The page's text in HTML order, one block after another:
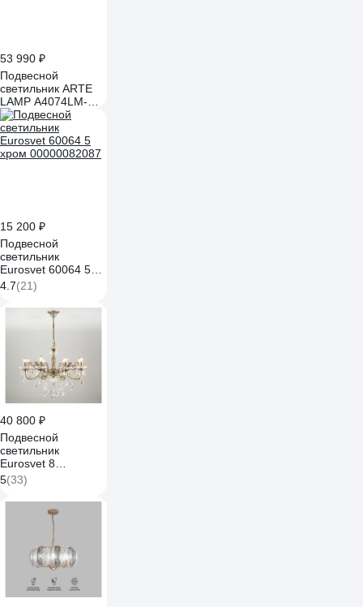
53 990 ₽
Подвесной
светильник ARTE
LAMP A4074LM-
14C A4074LM-14CC
15 200 ₽
Подвесной
светильник
Eurosvet 60064 5
хром 00000082087
4.7(21)
40 800 ₽
Подвесной
светильник
Eurosvet 8
античная бронза/
прозрачный
хрусталь Strotskis
00000063379
5(33)